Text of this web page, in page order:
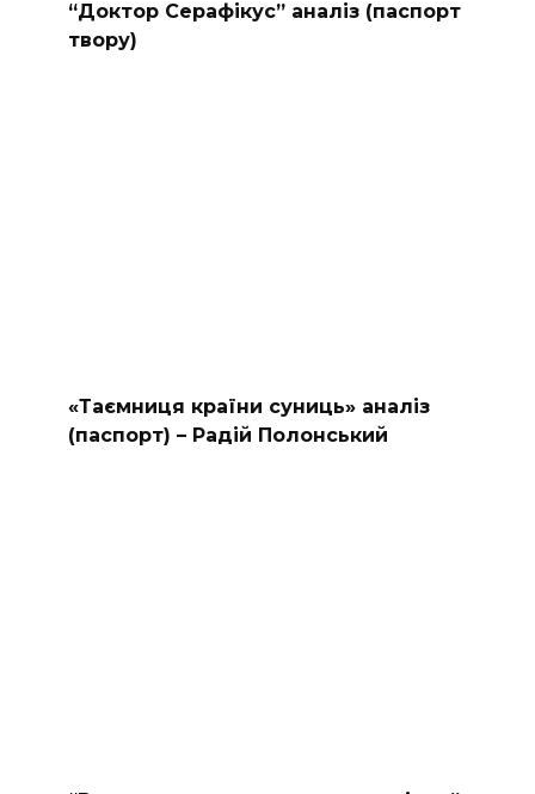
“Доктор Серафікус” аналіз (паспорт
твору)
«Таємниця країни суниць» аналіз
(паспорт) – Радій Полонський